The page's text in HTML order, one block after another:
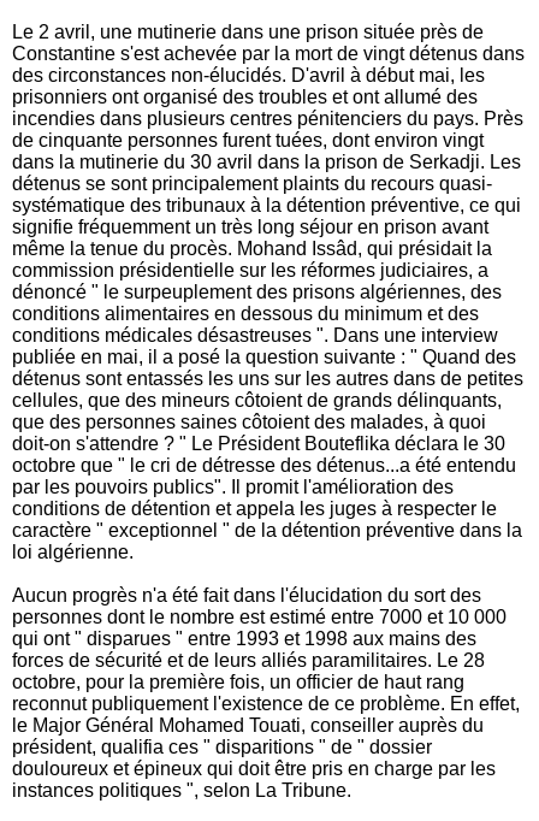
Le 2 avril, une mutinerie dans une prison située près de
Constantine s'est achevée par la mort de vingt détenus dans
des circonstances non-élucidés. D'avril à début mai, les
prisonniers ont organisé des troubles et ont allumé des
incendies dans plusieurs centres pénitenciers du pays. Près
de cinquante personnes furent tuées, dont environ vingt
dans la mutinerie du 30 avril dans la prison de Serkadji. Les
détenus se sont principalement plaints du recours quasi-
systématique des tribunaux à la détention préventive, ce qui
signifie fréquemment un très long séjour en prison avant
même la tenue du procès. Mohand Issâd, qui présidait la
commission présidentielle sur les réformes judiciaires, a
dénoncé " le surpeuplement des prisons algériennes, des
conditions alimentaires en dessous du minimum et des
conditions médicales désastreuses ". Dans une interview
publiée en mai, il a posé la question suivante : " Quand des
détenus sont entassés les uns sur les autres dans de petites
cellules, que des mineurs côtoient de grands délinquants,
que des personnes saines côtoient des malades, à quoi
doit-on s'attendre ? " Le Président Bouteflika déclara le 30
octobre que " le cri de détresse des détenus...a été entendu
par les pouvoirs publics". Il promit l'amélioration des
conditions de détention et appela les juges à respecter le
caractère " exceptionnel " de la détention préventive dans la
loi algérienne.
Aucun progrès n'a été fait dans l'élucidation du sort des
personnes dont le nombre est estimé entre 7000 et 10 000
qui ont " disparues " entre 1993 et 1998 aux mains des
forces de sécurité et de leurs alliés paramilitaires. Le 28
octobre, pour la première fois, un officier de haut rang
reconnut publiquement l'existence de ce problème. En effet,
le Major Général Mohamed Touati, conseiller auprès du
président, qualifia ces " disparitions " de " dossier
douloureux et épineux qui doit être pris en charge par les
instances politiques ", selon La Tribune.